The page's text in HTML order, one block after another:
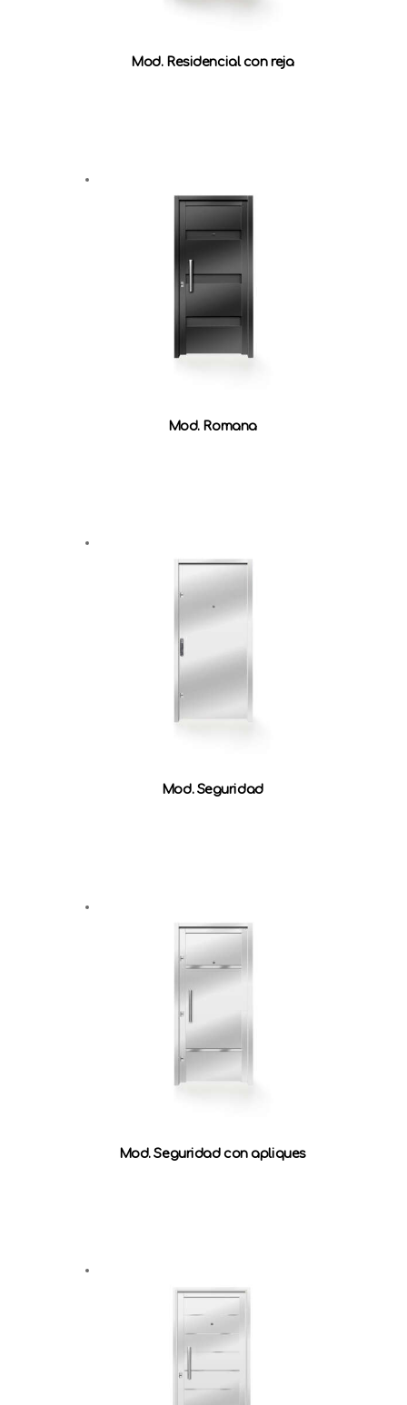
Mod. Residencial con reja
Mod. Romana
Mod. Seguridad
Mod. Seguridad con apliques